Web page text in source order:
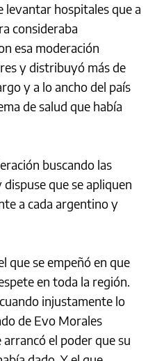
levantar hospitales que a
consideraba
esa moderación
y distribuyó más de
y a lo ancho del país
de salud que había
buscando las
que se apliquen
a cada argentino y
que se empeñó en que
en toda la región.
injustamente lo
de Evo Morales
el poder que su